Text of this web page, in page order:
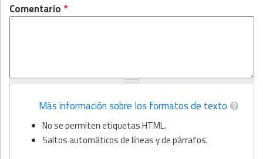
Comentario *
Más información sobre los formatos de texto
No se permiten etiquetas HTML.
Saltos automáticos de líneas y de párrafos.